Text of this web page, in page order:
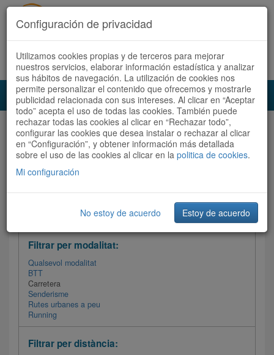
Accedeix Registra't ara Español Català
Audioruta Totes les rutes
Totes les rutes Ordenar per: Més recents / Dificultat
Filtrar les rutes
Filtrar per modalitat:
Qualsevol modalitat
BTT
Carretera
Senderisme
Rutes urbanes a peu
Running
Filtrar per distància:
Configuración de privacidad
Utilizamos cookies propias y de terceros para mejorar
nuestros servicios, elaborar información estadística y analizar
sus hábitos de navegación. La utilización de cookies nos
permite personalizar el contenido que ofrecemos y mostrarle
publicidad relacionada con sus intereses. Al clicar en “Aceptar
todo” acepta el uso de todas las cookies. También puede
rechazar todas las cookies al clicar en “Rechazar todo”,
configurar las cookies que desea instalar o rechazar al clicar
en “Configuración”, y obtener información más detallada
sobre el uso de las cookies al clicar en la politica de cookies.
Mi configuración
No estoy de acuerdo Estoy de acuerdo